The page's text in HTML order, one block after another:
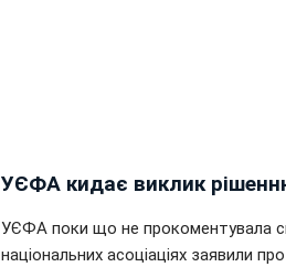
УЄФА кидає виклик
УЄФА поки що не прокоментувала
національних асоціаціях заявили про